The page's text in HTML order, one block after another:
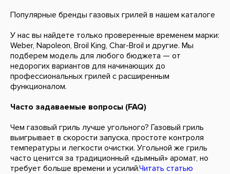
Популярные бренды газовых грилей в нашем каталоге
У нас вы найдете только проверенные временем марки:
Weber, Napoleon, Broil King, Char-Broil и другие. Мы
подберем модель для любого бюджета — от
недорогих вариантов для начинающих до
профессиональных грилей с расширенным
функционалом.
Часто задаваемые вопросы (FAQ)
Чем газовый гриль лучше угольного? Газовый гриль
выигрывает в скорости запуска, простоте контроля
температуры и легкости очистки. Угольной же гриль
часто ценится за традиционный «дымный» аромат, но
требует больше времени и усилий.Читать статью